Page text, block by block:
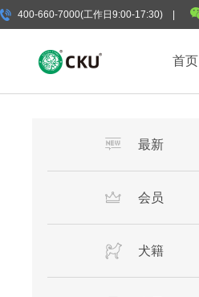
400-660-7000(工作日9:00-17:30) |
首页
最新
会员
犬籍